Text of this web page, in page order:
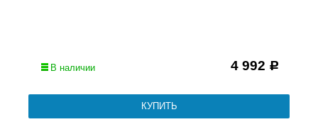
В наличии 4 992 Р